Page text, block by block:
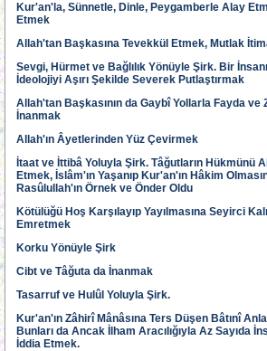
Kur'an'la, Sünnetle, Dinle, Peygamberle Alay
Etmek
Allah'tan Başkasına Tevekkül Etmek, Mutlak
Sevgi, Hürmet ve Bağlılık Yönüyle Şirk. Bir
İdeolojiyi Aşırı Şekilde Severek Putlaştırmak
Allah'tan Başkasının da Gaybî Yollarla Fayda ve
İnanmak
Allah'ın Âyetlerinden Yüz Çevirmek
İtaat ve İttibâ Yoluyla Şirk. Tâğutların Hükmünü
Etmek, İslâm'ın Yaşanıp Kur'an'ın Hâkim
Rasûlullah'ın Örnek ve Önder Oldu
Kötülüğü Hoş Karşılayıp Yayılmasına Seyirci
Emretmek
Korku Yönüyle Şirk
Cibt ve Tâğuta da İnanmak
Tasarruf ve Hulûl Yoluyla Şirk.
Kur'an'ın Zâhirî Mânâsına Ters Düşen Bâtınî
Bunları da Ancak İlham Aracılığıyla Az Sayıda
İddia Etmek.